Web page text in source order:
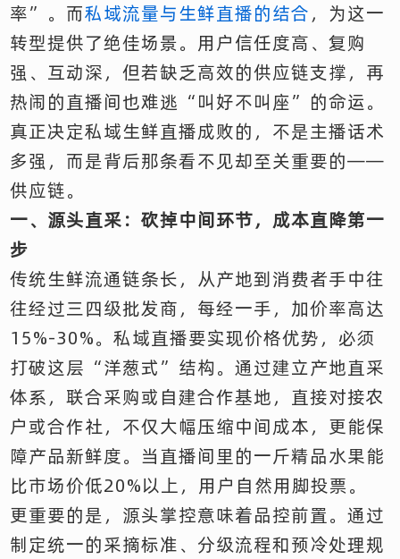
率”。而私域流量与生鲜直播的结合，为这一
转型提供了绝佳场景。用户信任度高、复购
强、互动深，但若缺乏高效的供应链支撑，再
热闹的直播间也难逃“叫好不叫座”的命运。
真正决定私域生鲜直播成败的，不是主播话术
多强，而是背后那条看不见却至关重要的——
供应链。
一、源头直采：砍掉中间环节，成本直降第一
步
传统生鲜流通链条长，从产地到消费者手中往
往经过三四级批发商，每经一手，加价率高达
15%-30%。私域直播要实现价格优势，必须
打破这层“洋葱式”结构。通过建立产地直采
体系，联合采购或自建合作基地，直接对接农
户或合作社，不仅大幅压缩中间成本，更能保
障产品新鲜度。当直播间里的一斤精品水果能
比市场价低20%以上，用户自然用脚投票。
更重要的是，源头掌控意味着品控前置。通过
制定统一的采摘标准、分级流程和预冷处理规